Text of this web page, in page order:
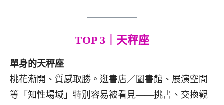
TOP 3｜天秤座
單身的天秤座
桃花漸開、質感取勝。逛書店／圖書館、展演空間
等「知性場域」特別容易被看見——挑書、交換觀